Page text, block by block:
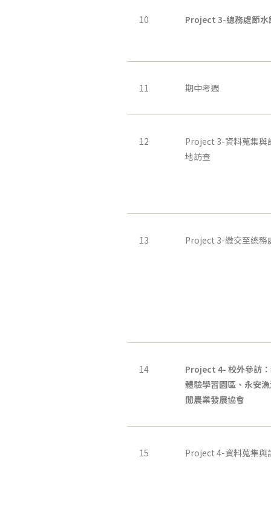
10 Project 3-總務處節
11 期中考週
12
Project 3-資料蒐集與
地訪查
13 Project 3-繳交至總務
14 Project 4- 校外參訪
體驗學習園區、永安
閒農業發展協會
15 Project 4-資料蒐集與